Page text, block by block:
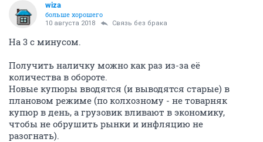
wiza
больше хорошего
10 августа 2018 Связь без брака
На 3 с минусом.
Получить наличку можно как раз из-за её
количества в обороте.
Новые купюры вводятся (и выводятся старые) в
плановом режиме (по колхозному - не товарняк
купюр в день, а грузовик вливают в экономику,
чтобы не обрушить рынки и инфляцию не
разогнать).